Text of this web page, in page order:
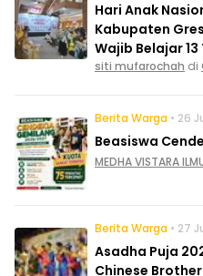
Hari Anak
Kabupaten
Wajib Belajar 13
siti mufarochah di
Berita Warga • 26
Beasiswa
MEDHA VISTARA
Berita Warga • 27
Asadha Puja
Chinese